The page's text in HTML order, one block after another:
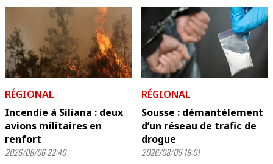
RÉGIONAL
Incendie à Siliana : deux
avions militaires en
renfort
2026/08/06 22:40
RÉGIONAL
Sousse : démantèlement
d’un réseau de trafic de
drogue
2026/08/06 19:01